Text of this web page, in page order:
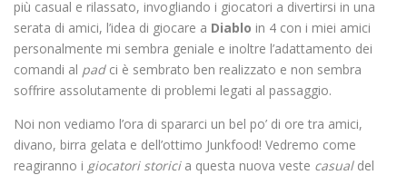
più casual e rilassato, invogliando i giocatori a divertirsi in una
serata di amici, l’idea di giocare a Diablo in 4 con i miei amici
personalmente mi sembra geniale e inoltre l’adattamento dei
comandi al padci è sembrato ben realizzato e non sembra
soffrire assolutamente di problemi legati al passaggio.
Noi non vediamo l’ora di spararci un bel po’ di ore tra amici,
divano, birra gelata e dell’ottimo Junkfood! Vedremo come
reagiranno i giocatori storicia questa nuova veste casualdel